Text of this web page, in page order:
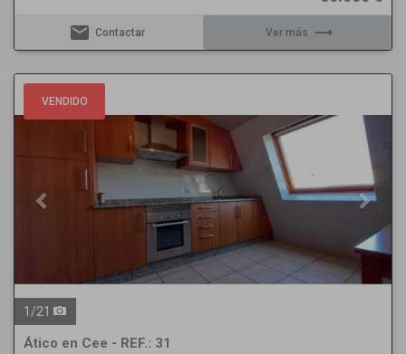
email Contactar Ver más trending_flat
VENDIDO
Previous Next
1 /21
Ático en Cee - REF.: 31